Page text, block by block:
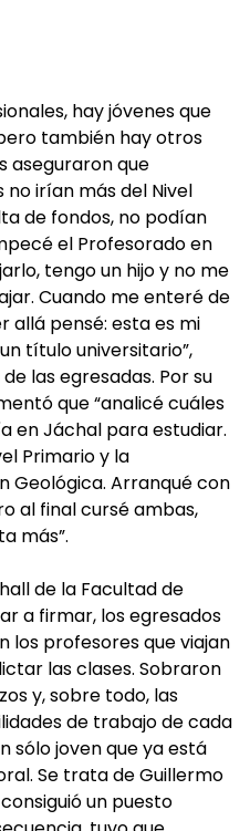
hay jóvenes que
también hay otros
aseguraron que
no irían más del Nivel
de fondos, no podían
el Profesorado en
tengo un hijo y no me
Cuando me enteré de
allá pensé: esta es mi
título universitario”,
las egresadas. Por su
que “analicé cuáles
en Jáchal para estudiar.
Primario y la
Geológica. Arranqué con
al final cursé ambas,
más”.
de la Facultad de
a firmar, los egresados
los profesores que viajan
las clases. Sobraron
y, sobre todo, las
de trabajo de cada
sólo joven que ya está
Se trata de Guillermo
un puesto